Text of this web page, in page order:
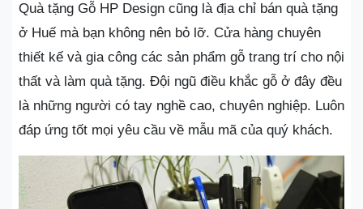
Quà tặng Gỗ HP Design cũng là địa chỉ bán quà tặng
ở Huế mà bạn không nên bỏ lỡ. Cửa hàng chuyên
thiết kế và gia công các sản phẩm gỗ trang trí cho nội
thất và làm quà tặng. Đội ngũ điều khắc gỗ ở đây đều
là những người có tay nghề cao, chuyên nghiệp. Luôn
đáp ứng tốt mọi yêu cầu về mẫu mã của quý khách.